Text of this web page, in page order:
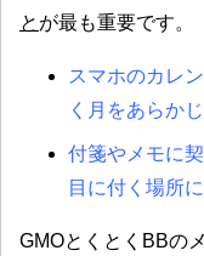
と が最も重要です。
スマホのカレ
く月をあらか
付箋やメモに
目に付く場所
GMOとくとくBBの